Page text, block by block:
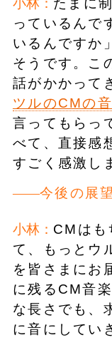
小林： たまに
っているんで
いるんですか
そうです。こ
話がかかって
ツルのCMの
言ってもらっ
べて、直接感
すごく感激し
今後の展
小林： CMはも
て、もっとウ
を皆さまにお
に残るCM音
な長さでも、
に音にしてい